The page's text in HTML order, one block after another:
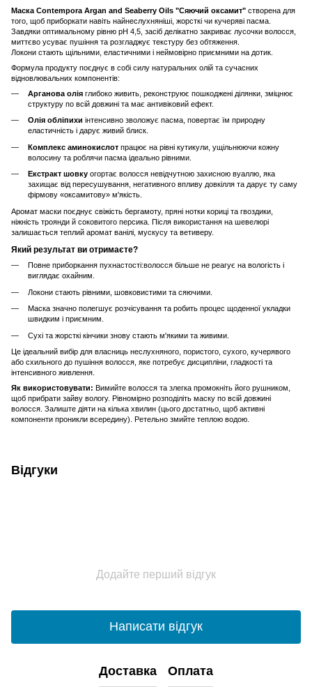
Маска Contempora Argan and Seaberry Oils "Сяючий оксамит" створена для
того, щоб приборкати навіть найнеслухняніші, жорсткі чи кучеряві пасма.
Завдяки оптимальному рівню pH 4,5, засіб делікатно закриває лусочки волосся,
миттєво усуває пушіння та розгладжує текстуру без обтяження.
Локони стають щільними, еластичними і неймовірно приємними на дотик.
Формула продукту поєднує в собі силу натуральних олій та сучасних
відновлювальних компонентів:
Арганова олія глибоко живить, реконструює пошкоджені ділянки, зміцнює
структуру по всій довжині та має антивіковий ефект.
Олія обліпихи інтенсивно зволожує пасма, повертає їм природну
еластичність і дарує живий блиск.
Комплекс аминокислот працює на рівні кутикули, ущільнюючи кожну
волосину та роблячи пасма ідеально рівними.
Екстракт шовку огортає волосся невідчутною захисною вуаллю, яка
захищає від пересушування, негативного впливу довкілля та дарує ту саму
фірмову «оксамитову» м'якість.
Аромат маски поєднує свіжість бергамоту, пряні нотки кориці та гвоздики,
ніжність троянди й соковитого персика. Після використання на шевелюрі
залишається теплий аромат ванілі, мускусу та ветиверу.
Який результат ви отримаєте?
Повне приборкання пухнастості:волосся більше не реагує на вологість і
виглядає охайним.
Локони стають рівними, шовковистими та сяючими.
Маска значно полегшує розчісування та робить процес щоденної укладки
швидким і приємним.
Сухі та жорсткі кінчики знову стають м'якими та живими.
Це ідеальний вибір для власниць неслухняного, пористого, сухого, кучерявого
або схильного до пушіння волосся, яке потребує дисципліни, гладкості та
інтенсивного живлення.
Як використовувати: Вимийте волосся та злегка промокніть його рушником,
щоб прибрати зайву вологу. Рівномірно розподіліть маску по всій довжині
волосся. Залиште діяти на кілька хвилин (цього достатньо, щоб активні
компоненти проникли всередину). Ретельно змийте теплою водою.
Відгуки
Додайте перший відгук
Написати відгук
Доставка Оплата